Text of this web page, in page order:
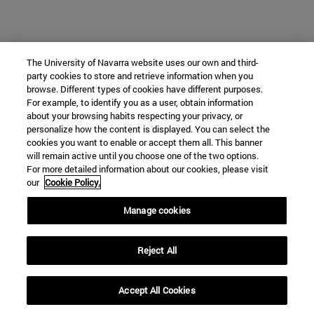
The University of Navarra website uses our own and third-
party cookies to store and retrieve information when you
browse. Different types of cookies have different purposes.
For example, to identify you as a user, obtain information
about your browsing habits respecting your privacy, or
personalize how the content is displayed. You can select the
cookies you want to enable or accept them all. This banner
will remain active until you choose one of the two options.
For more detailed information about our cookies, please visit
our Cookie Policy.
Manage cookies
Reject All
Accept All Cookies